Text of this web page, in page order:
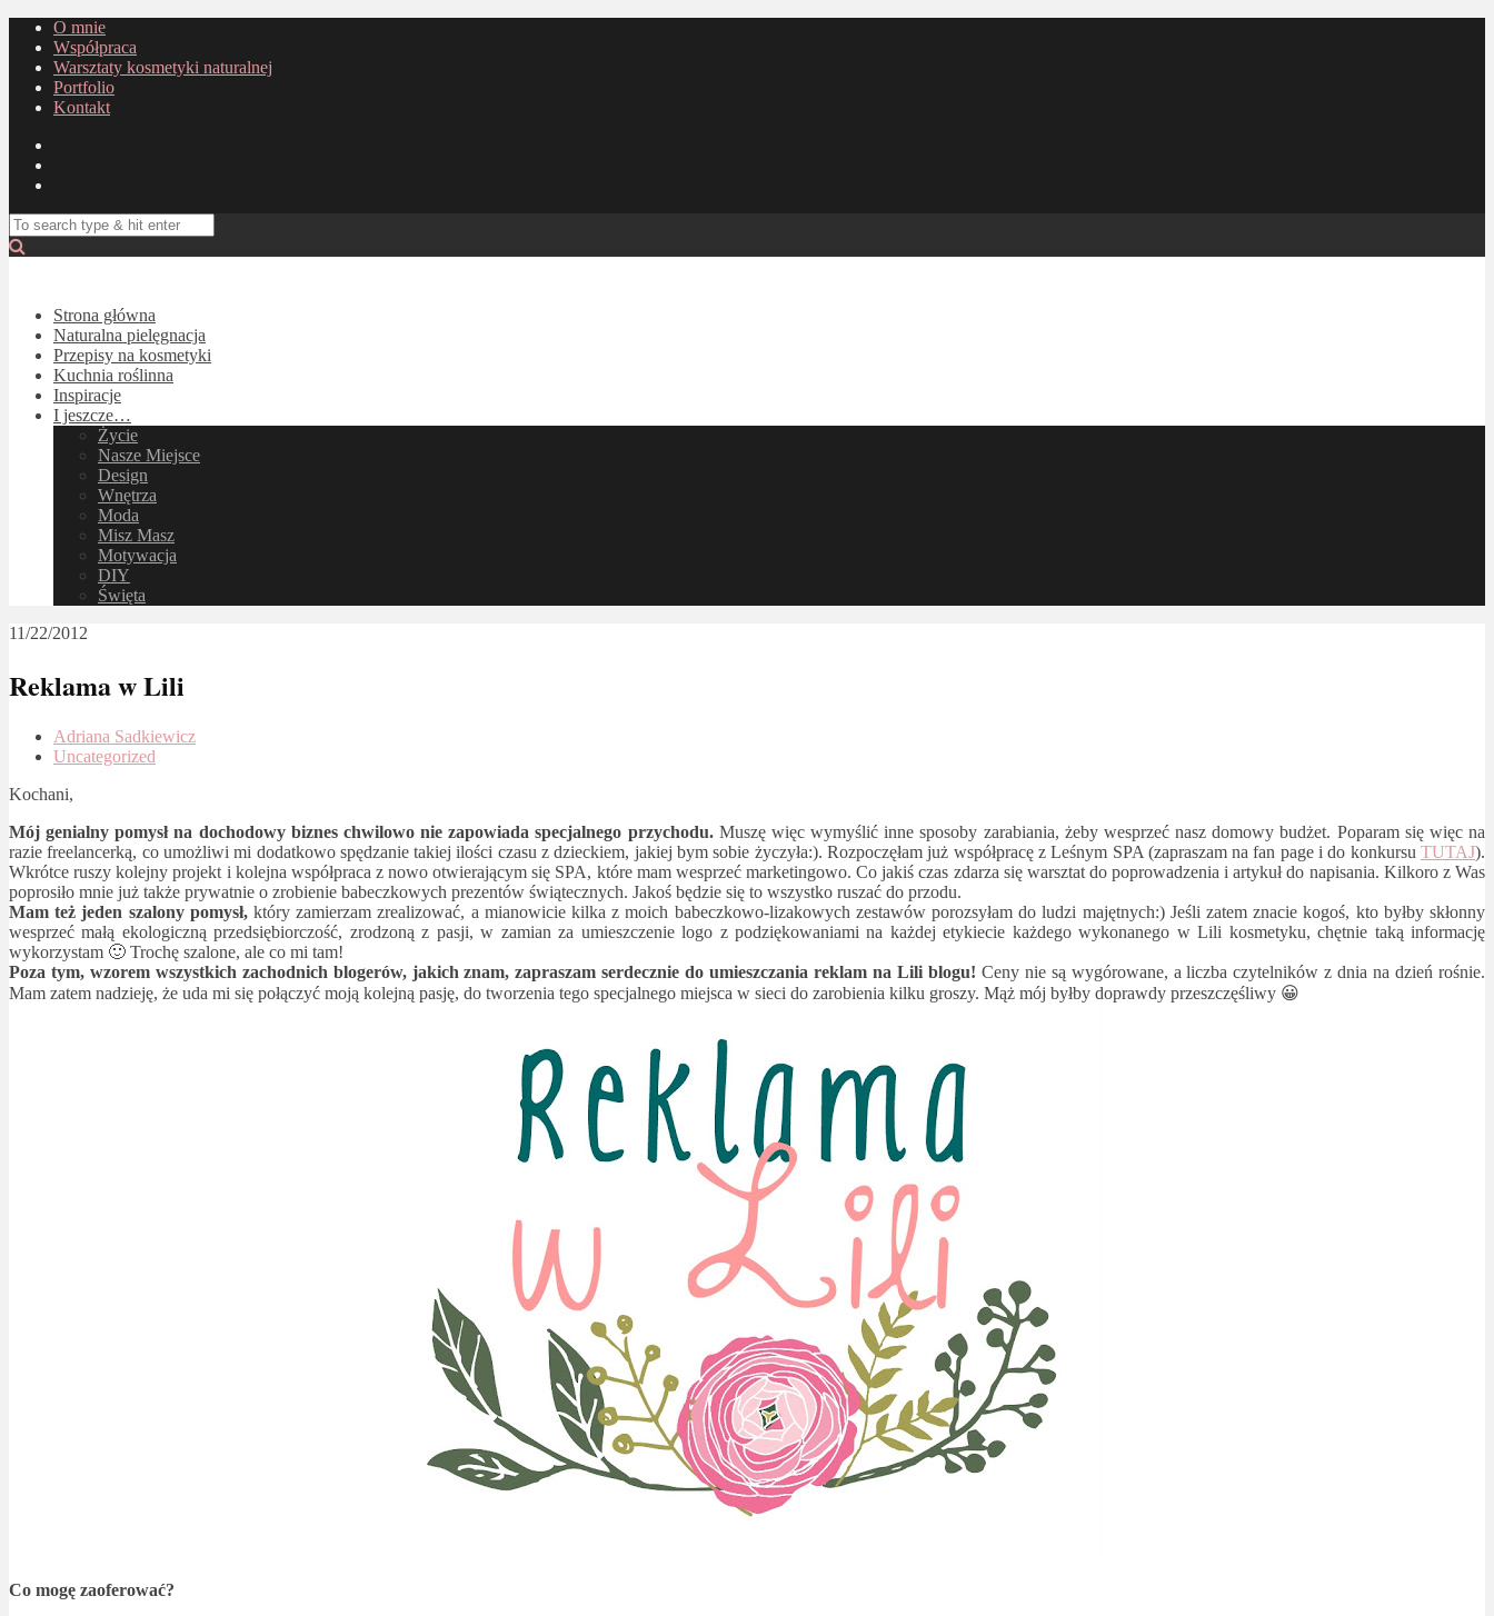
O mnie
Współpraca
Warsztaty kosmetyki naturalnej
Portfolio
Kontakt
Strona główna
Naturalna pielęgnacja
Przepisy na kosmetyki
Kuchnia roślinna
Inspiracje
I jeszcze…
Życie
Nasze Miejsce
Design
Wnętrza
Moda
Misz Masz
Motywacja
DIY
Święta
11/22/2012
Reklama w Lili
Adriana Sadkiewicz
Uncategorized
Kochani,
Mój genialny pomysł na dochodowy biznes chwilowo nie zapowiada specjalnego przychodu.Muszę więc wymyślić inne sposoby zarabiania, żeby wesprzeć nasz domowy budżet. Poparam się więc na
razie freelancerką, co umożliwi mi dodatkowo spędzanie takiej ilości czasu z dzieckiem, jakiej bym sobie życzyła:). Rozpoczęłam już współpracę z Leśnym SPA (zapraszam na fan page i do konkursu TUTAJ).
Wkrótce ruszy kolejny projekt i kolejna współpraca z nowo otwierającym się SPA, które mam wesprzeć marketingowo. Co jakiś czas zdarza się warsztat do poprowadzenia i artykuł do napisania. Kilkoro z Was
poprosiło mnie już także prywatnie o zrobienie babeczkowych prezentów świątecznych. Jakoś będzie się to wszystko ruszać do przodu.
Mam też jeden szalony pomysł,który zamierzam zrealizować, a mianowicie kilka z moich babeczkowo-lizakowych zestawów porozsyłam do ludzi majętnych:) Jeśli zatem znacie kogoś, kto byłby skłonny
wesprzeć małą ekologiczną przedsiębiorczość, zrodzoną z pasji, w zamian za umieszczenie logo z podziękowaniami na każdej etykiecie każdego wykonanego w Lili kosmetyku, chętnie taką informację
wykorzystam 🙂 Trochę szalone, ale co mi tam!
Poza tym, wzorem wszystkich zachodnich blogerów, jakich znam, zapraszam serdecznie do umieszczania reklam na Lili blogu! Ceny nie są wygórowane, a liczba czytelników z dnia na dzień rośnie.
Mam zatem nadzieję, że uda mi się połączyć moją kolejną pasję, do tworzenia tego specjalnego miejsca w sieci do zarobienia kilku groszy. Mąż mój byłby doprawdy przeszczęśliwy 😀
Co mogę zaoferować?